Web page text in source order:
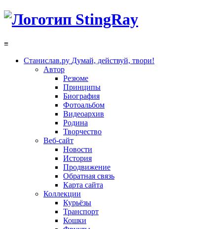
≡
Станислав.ру Думай, действуй, твори!
Автор
Резюме
Принципы
Биография
Фотоальбом
Видеоархив
Родина
Творчество
Веб-сайт
Новости
История
Продвижение
Обратная связь
Карта сайта
Коллекции
Курьёзы
Транспорт
Кошки